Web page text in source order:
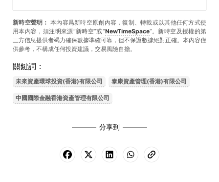
新時空聲明： 本內容爲新時空原創內容，復制、轉載或以其他任何方式使
用本內容，須注明來源“新時空”或“NewTimeSpace”。新時空及授權的第
三方信息提供者竭力確保數據準確可靠，但不保證數據絕對正確。本內容僅
供參考，不構成任何投資建議，交易風險自擔。
關鍵詞：
未來資產環球投資(香港)有限公司 泰康資產管理(香港)有限公司
中國國際金融香港資產管理有限公司
分享到